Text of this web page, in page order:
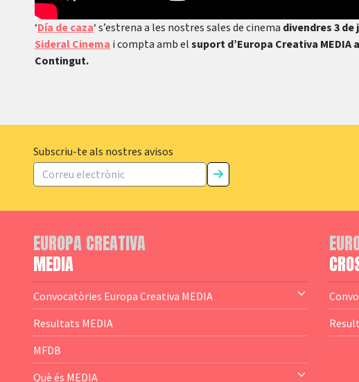
‘Día de caza‘ s’estrena a les nostres sales de cinema divendres 3 de
Sideral Cinema i compta amb elsuport d’Europa Creativa
Contingut.
Subscriu-te als nostres avisos
EUROPA CREATIVA
MEDIA
Convocatòries Europa Creativa MEDIA
— Content Cluster
— Business Cluster
— Audience Cluster
Resultats MEDIA
MFDB
Què és MEDIA